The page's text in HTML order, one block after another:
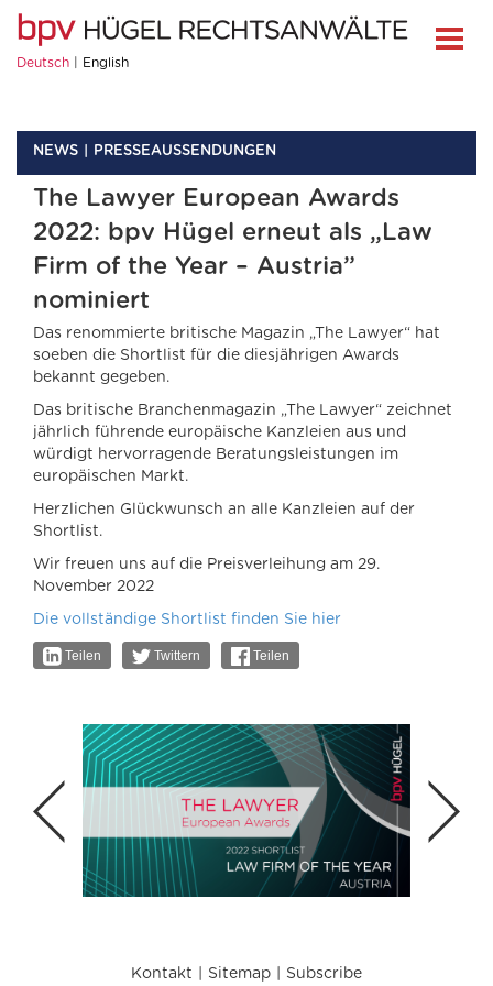
Deutsch English
NEWS PRESSEAUSSENDUNGEN
The Lawyer European Awards
2022: bpv Hügel erneut als „Law
Firm of the Year – Austria”
nominiert
Das renommierte britische Magazin „The Lawyer“ hat
soeben die Shortlist für die diesjährigen Awards
bekannt gegeben.
Das britische Branchenmagazin „The Lawyer“ zeichnet
jährlich führende europäische Kanzleien aus und
würdigt hervorragende Beratungsleistungen im
europäischen Markt.
Herzlichen Glückwunsch an alle Kanzleien auf der
Shortlist.
Wir freuen uns auf die Preisverleihung am 29.
November 2022
Die vollständige Shortlist finden Sie hier
Teilen Twittern Teilen
Kontakt Sitemap Subscribe